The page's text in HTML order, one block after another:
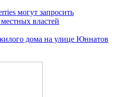
могут запросить
властей
дома на улице Юннатов